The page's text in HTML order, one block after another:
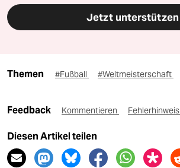
Jetzt unterstützen
Themen #Fußball #Weltmeisterschaft
Feedback Kommentieren Fehlerhinweis
Diesen Artikel teilen